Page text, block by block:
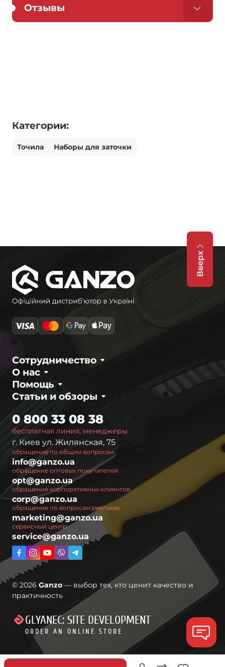
Отзывы
Категории:
Точила Наборы для заточки
Вверх
О нас
Сотрудничество
Статьи и обзоры
Помощь
бесплатная линия, менеджеры
0 800 33 08 38
г. Киев ул. Жилянская, 75
обращение по общим вопросам
info@ganzo.ua
обращение оптовых покупателей
opt@ganzo.ua
обращения корпоративных клиентов
corp@ganzo.ua
обращение по вопросам рекламы
marketing@ganzo.ua
сервисный центр
service@ganzo.ua
© 2026 Ganzo — выбор тех, кто ценит качество и
практичность
GLYANEC: SITE DEVELOPMENT
ORDER AN ONLINE STORE